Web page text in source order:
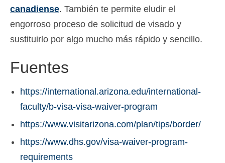
canadiense. También te permite eludir el
engorroso proceso de solicitud de visado y
sustituirlo por algo mucho más rápido y sencillo.
Fuentes
https://international.arizona.edu/international-
faculty/b-visa-visa-waiver-program
https://www.visitarizona.com/plan/tips/border/
https://www.dhs.gov/visa-waiver-program-
requirements